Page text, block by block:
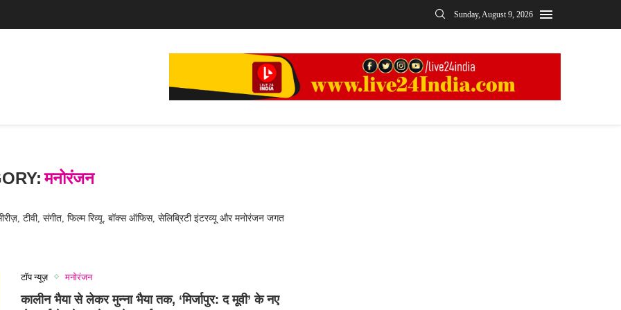
Sunday, August 9, 2026
मनोरंजन
टीवी, संगीत, फिल्म रिव्यू, बॉक्स ऑफिस, सेलिब्रिटी इंटरव्यू और मनोरंजन जगत
टॉप न्यूज़ मनोरंजन
कालीन भैया से लेकर मुन्ना भैया तक, ‘मिर्जापुर: द मूवी’ के नए